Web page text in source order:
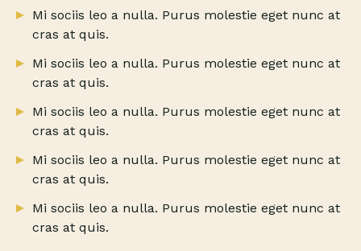
Mi sociis leo a nulla. Purus molestie eget nunc at
cras at quis.
Mi sociis leo a nulla. Purus molestie eget nunc at
cras at quis.
Mi sociis leo a nulla. Purus molestie eget nunc at
cras at quis.
Mi sociis leo a nulla. Purus molestie eget nunc at
cras at quis.
Mi sociis leo a nulla. Purus molestie eget nunc at
cras at quis.